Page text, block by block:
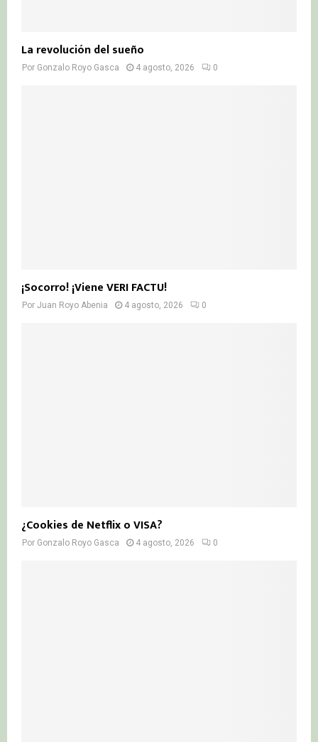
La revolución del sueño
Por Gonzalo Royo Gasca 4 agosto, 2026 0
¡Socorro! ¡Viene VERI FACTU!
Por Juan Royo Abenia 4 agosto, 2026 0
¿Cookies de Netflix o VISA?
Por Gonzalo Royo Gasca 4 agosto, 2026 0